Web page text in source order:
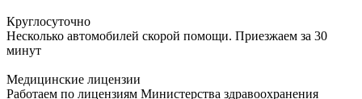
Круглосуточно
Несколько автомобилей скорой помощи. Приезжаем за 30
минут
Медицинские лицензии
Работаем по лицензиям Министерства здравоохранения